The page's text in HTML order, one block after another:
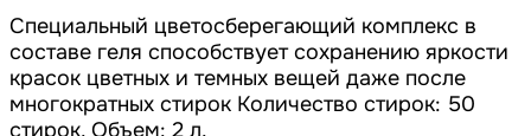
Специальный цветосберегающий комплекс в
составе геля способствует сохранению яркости
красок цветных и темных вещей даже после
многократных стирок Количество стирок: 50
стирок. Объем: 2 л.